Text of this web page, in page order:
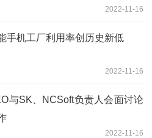
2022-11-16
手机工厂利用率创历史新低
2022-11-16
与SK、NCSoft负责人会面讨论
2022-11-16